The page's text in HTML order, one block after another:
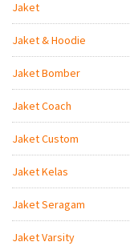
Jaket
Jaket & Hoodie
Jaket Bomber
Jaket Coach
Jaket Custom
Jaket Kelas
Jaket Seragam
Jaket Varsity